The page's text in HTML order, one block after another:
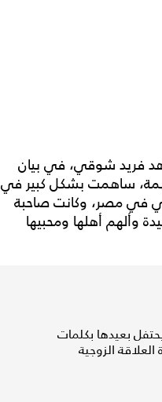
فريد شوقي، في بيان
ساهمت بشكل كبير في
في مصر، وكانت صاحبة
وألهم أهلها ومحبيها
بعيدها بكلمات
الزوجية